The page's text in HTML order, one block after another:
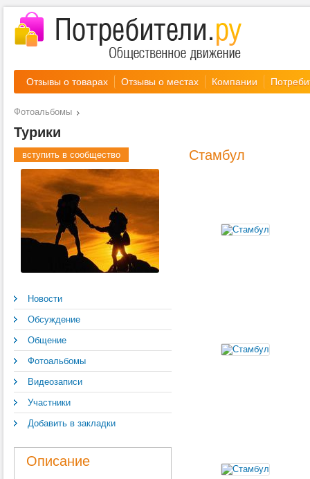
Отзывы о товарах Отзывы о местах Компании
Фотоальбомы
Турики
вступить в сообщество
Новости
Обсуждение
Общение
Фотоальбомы
Видеозаписи
Участники
Добавить в закладки
Описание
Стамбул